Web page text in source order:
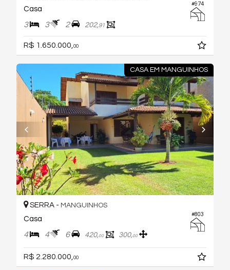
#974
Casa
3 3 2 202,91
R$ 1.650.000,00
CASA EM MANGUINHOS
#803
SERRA - MANGUINHOS
Casa
4 4 6 420,00 300,00
R$ 2.280.000, 00